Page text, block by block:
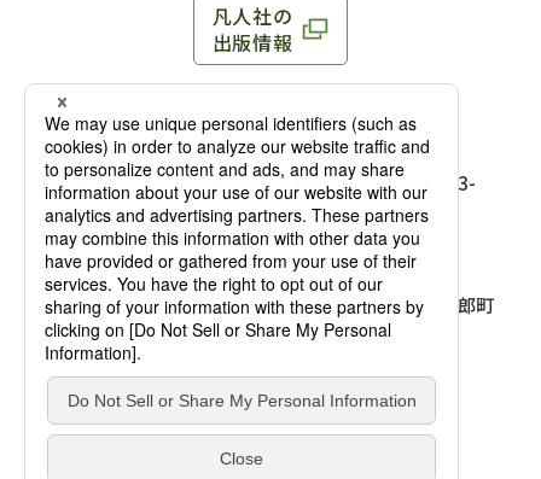
凡人社の本を見る
凡人社の
出版情報
〒102-0093 東京都千代田区平河町 1-3-13 8F
TEL：03-3263-3959／FAX：03-3263-3116
麹町店
〒102-0093 東京都千代田区平河町1-3-
13 8F［アクセス］
TEL：03-3239-8673／FAX：03-3263-
3116
大阪店
〒541-0056 大阪府大阪市中央区久太郎町
4-2-10
大西ビルディング 1階［
TEL：06-4256-2684／FAX：03-6733-
7887